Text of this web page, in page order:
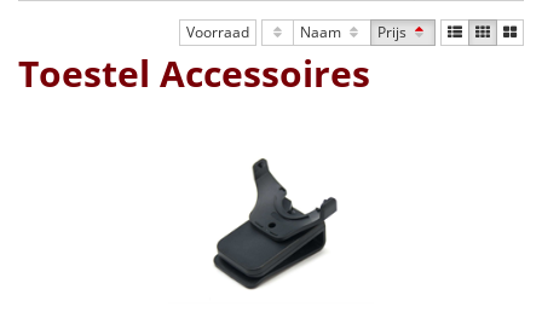
Voorraad Naam Prijs
Toestel Accessoires